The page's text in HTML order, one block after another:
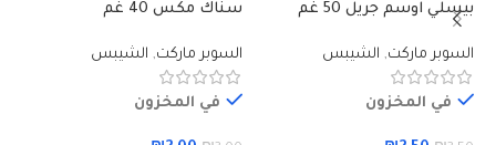
بيسلي اوسم جريل 50 غم
السوبر ماركت, الشيبس
في المخزون
سناك مكس 40 غم
السوبر ماركت, الشيبس
في المخزون